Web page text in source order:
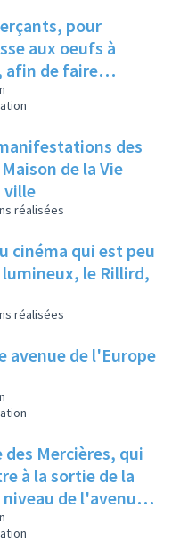
pour
aux oeufs à
afin de faire
aux habitants
des
de la Vie
ville
réalisées
cinéma qui est peu
le Rillird,
réalisées
avenue de l'Europe
des Mercières, qui
à la sortie de la
de l'avenue
en